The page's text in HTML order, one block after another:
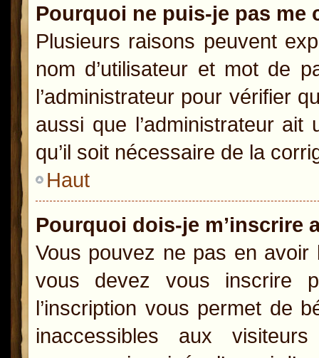
Pourquoi ne puis-je pas me
Plusieurs raisons peuvent
nom d’utilisateur et mot de
l’administrateur pour vérifier
aussi que l’administrateur
qu’il soit nécessaire de la
Haut
Pourquoi dois-je m’inscrire
Vous pouvez ne pas en avoir
vous devez vous inscrire
l’inscription vous permet de
inaccessibles aux